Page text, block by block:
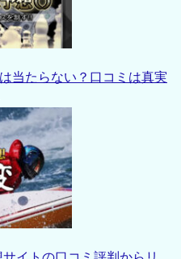
当たらない？口コミは真実